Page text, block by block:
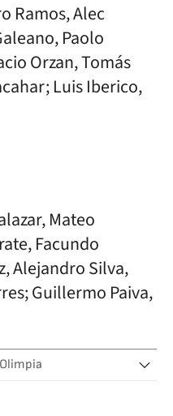
Ramos, Alec
Paolo
Orzan, Tomás
Luis Iberico,
Mateo
Facundo
Alejandro Silva,
Guillermo Paiva,
Olimpia